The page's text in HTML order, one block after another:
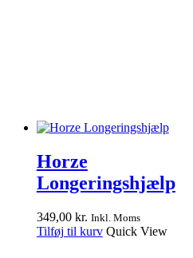
Horze
Longeringshjælp
349,00 kr. Inkl. Moms
Tilføj til kurv Quick View